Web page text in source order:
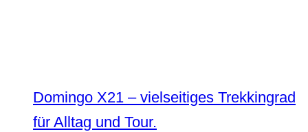
Domingo X21 – vielseitiges Trekkingrad
für Alltag und Tour.